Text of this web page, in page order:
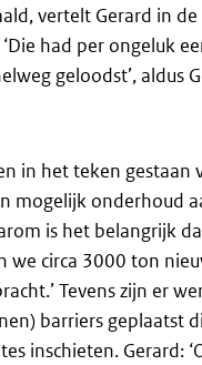
vertelt Gerard in
had per ongeluk
geloodst’, aldus
in het teken
mogelijk onderhoud
is het belangrijk
we circa 3000 ton
Tevens zijn er
barriers geplaatst
inschieten. Gerard: